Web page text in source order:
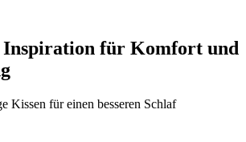
Inspiration für Komfort und
Kissen für einen besseren Schlaf